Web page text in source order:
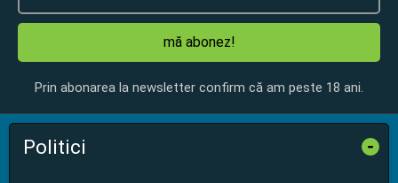
mă abonez!
Prin abonarea la newsletter confirm că am peste 18 ani.
Politici -